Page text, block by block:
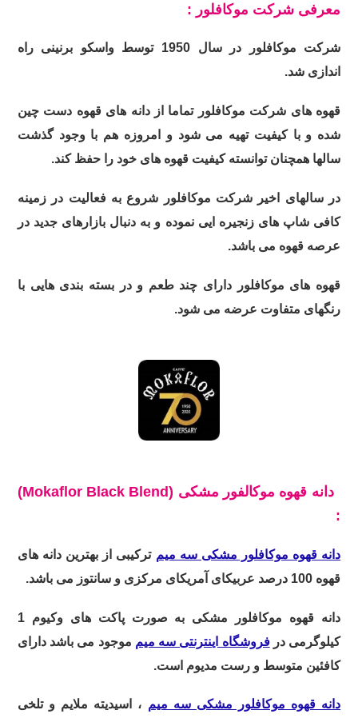
معرفی شرکت موکافلور :
شرکت موکافلور در سال 1950 توسط واسکو برنینی راه
اندازی شد.
قهوه های شرکت موکافلور تماما از دانه های قهوه دست چین
شده و با کیفیت تهیه می شود و امروزه هم با وجود گذشت
سالها همچنان توانسته کیفیت قهوه های خود را حفظ کند.
در سالهای اخیر شرکت موکافلور شروع به فعالیت در زمینه
کافی شاپ های زنجیره ایی نموده و به دنبال بازارهای جدید در
عرصه قهوه می باشد.
قهوه های موکافلور دارای چند طعم و در بسته بندی هایی با
رنگهای متفاوت عرضه می شود.
دانه قهوه موکالفور مشکی (Mokaflor Black Blend)
:
دانه قهوه موکافلور مشکی سه میم ترکیبی از بهترین دانه های
قهوه 100 درصد عربیکای آمریکای مرکزی و سانتوز می باشد.
دانه قهوه موکافلور مشکی به صورت پاکت های وکیوم 1
کیلوگرمی درفروشگاه اینترنتی سه میم موجود می باشد دارای
کافئین متوسط و رست مدیوم است.
دانه قهوه موکافلور مشکی سه میم ، اسیدیته ملایم و تلخی